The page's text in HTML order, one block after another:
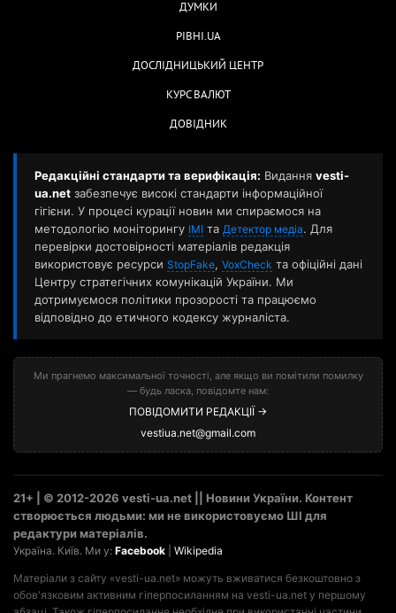
ДУМКИ
РІВНІ.UA
ДОСЛІДНИЦЬКИЙ ЦЕНТР
КУРС ВАЛЮТ
ДОВІДНИК
Редакційні стандарти та верифікація: Видання vesti-
ua.net забезпечує високі стандарти інформаційної
гігієни. У процесі курації новин ми спираємося на
методологію моніторингу ІМІ та Детектор медіа. Для
перевірки достовірності матеріалів редакція
використовує ресурси StopFake, VoxCheck та офіційні дані
Центру стратегічних комунікацій України. Ми
дотримуємося політики прозорості та працюємо
відповідно до етичного кодексу журналіста.
Ми прагнемо максимальної точності, але якщо ви помітили помилку
— будь ласка, повідомте нам:
ПОВІДОМИТИ РЕДАКЦІЇ →
vestiua.net@gmail.com
21+ | © 2012-2026 vesti-ua.net || Новини України. Контент
створюється людьми: ми не використовуємо ШІ для
редактури матеріалів.
Україна. Київ. Ми у: Facebook Wikipedia
Матеріали з сайту «vesti-ua.net» можуть вживатися безкоштовно з
обов'язковим активним гіперпосиланням на vesti-ua.net у першому